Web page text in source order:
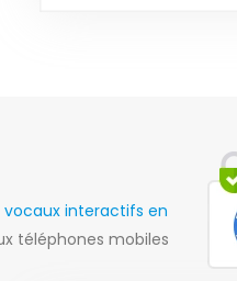
vocaux interactifs en
téléphones mobiles